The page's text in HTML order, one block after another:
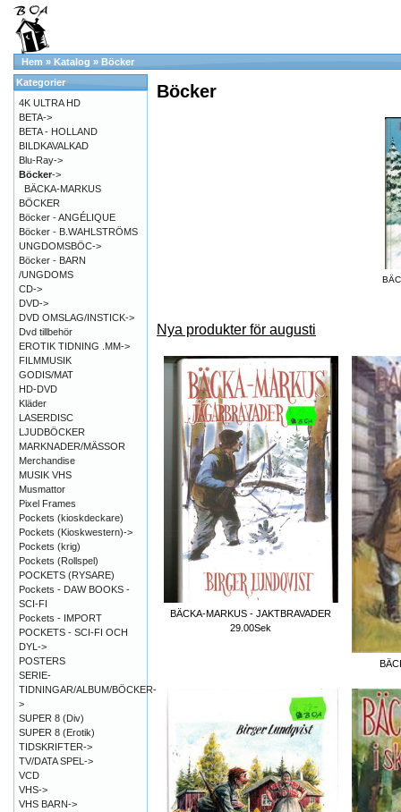
Hem » Katalog » Böcker
Böcker
Nya produkter för augusti
BÄCKA-MARKUS - JAKTBRAVADER
29.00Sek
Kategorier
4K ULTRA HD
BETA->
BETA - HOLLAND
BILDKAVALKAD
Blu-Ray->
Böcker->
BÄCKA-MARKUS
BÖCKER
Böcker - ANGÉLIQUE
Böcker - B.WAHLSTRÖMS
UNGDOMSBÖC->
Böcker - BARN
/UNGDOMS
CD->
DVD->
DVD OMSLAG/INSTICK->
Dvd tillbehör
EROTIK TIDNING .MM->
FILMMUSIK
GODIS/MAT
HD-DVD
Kläder
LASERDISC
LJUDBÖCKER
MARKNADER/MÄSSOR
Merchandise
MUSIK VHS
Musmattor
Pixel Frames
Pockets (kioskdeckare)
Pockets (Kioskwestern)->
Pockets (krig)
Pockets (Rollspel)
POCKETS (RYSARE)
Pockets - DAW BOOKS -
SCI-FI
Pockets - IMPORT
POCKETS - SCI-FI OCH
DYL->
POSTERS
SERIE-
TIDNINGAR/ALBUM/BÖCKER-
>
SUPER 8 (Div)
SUPER 8 (Erotik)
TIDSKRIFTER->
TV/DATA SPEL->
VCD
VHS->
VHS BARN->